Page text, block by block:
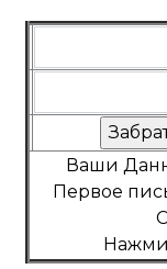
Ваши
Первое